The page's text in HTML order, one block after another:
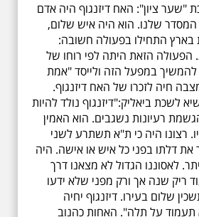
"שער ציון": האח דיזנגוף היה אדם
המסדר שלנו. הוא היה איש שלום,
בארץ התחילו בפעולה חשובה:
הפעולה הזאת היתה לפי רוחו של
במפעל הזה ולייסד "אמת
חיה לזכרו של האח דיזנגוף.
לשכת ביאליק:"דיזנגוף נולד להיות
רעיונות נשגבים. הוא האמין
רצונו היה כי ת"א תשתרע לשני
את דלתו בפני כל איש או אישה. היה
לאסוננו הגדול לא מצאנו דרך
ריק שנה אך ורק מפני שלא ידעו
שלום בעירו. דיזנגוף יחיה
תעמוד על תלה". האחות כהנוב